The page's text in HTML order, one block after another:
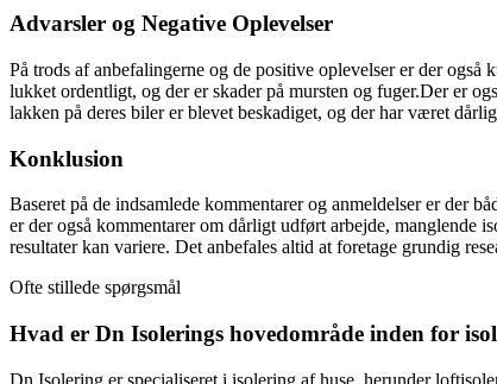
Advarsler og Negative Oplevelser
På trods af anbefalingerne og de positive oplevelser er der
lukket ordentligt, og der er skader på mursten og fuger.Der er
lakken på deres biler er blevet beskadiget, og der har været
Konklusion
Baseret på de indsamlede kommentarer og anmeldelser er der
er der også kommentarer om dårligt udført arbejde, manglende
resultater kan variere. Det anbefales altid at foretage grundig
Ofte stillede spørgsmål
Hvad er Dn Isolerings hovedområde inden for
Dn Isolering er specialiseret i isolering af huse, herunder